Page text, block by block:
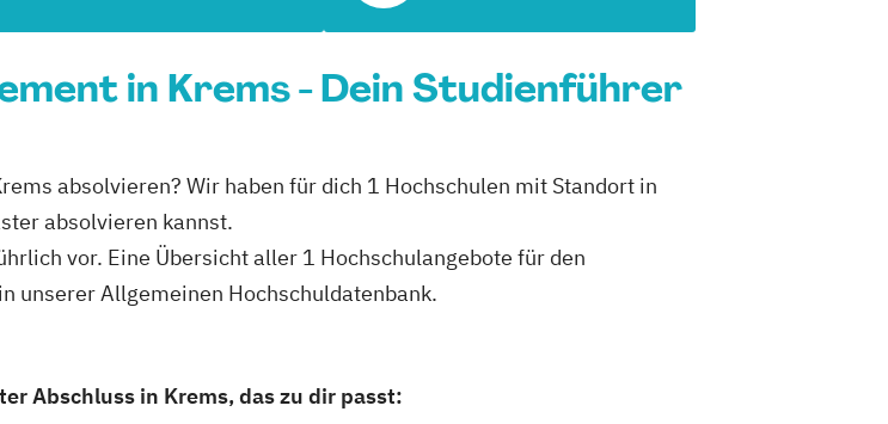
in Krems - Dein Studienführer
absolvieren? Wir haben für dich 1 Hochschulen mit Standort in
absolvieren kannst.
vor. Eine Übersicht aller 1 Hochschulangebote für den
unserer Allgemeinen Hochschuldatenbank.
Abschluss in Krems, das zu dir passt: